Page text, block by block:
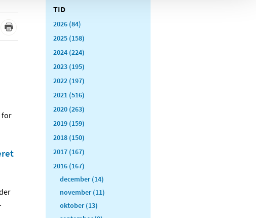
for
TID
2026 (84)
2025 (158)
2024 (224)
2023 (195)
2022 (197)
2021 (516)
2020 (263)
2019 (159)
2018 (150)
2017 (167)
2016 (167)
december (14)
november (11)
oktober (13)